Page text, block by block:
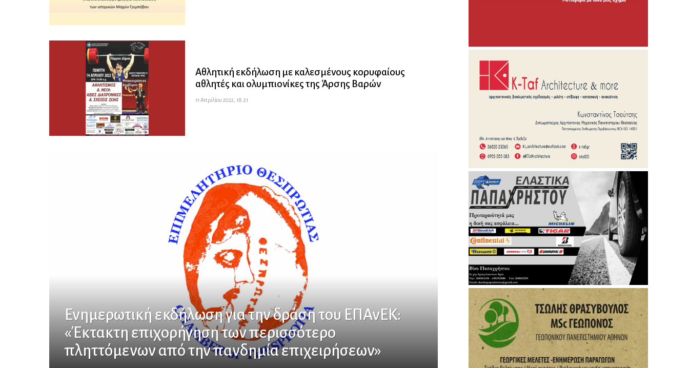
Αθλητική εκδήλωση με καλεσμένους κορυφαίους
αθλητές και ολυμπιονίκες της Άρσης Βαρών
11 Απριλίου 2022, 18:21
Ενημερωτική εκδήλωση για την δράση του ΕΠΑνΕΚ:
«Έκτακτη επιχορήγηση των περισσότερο
πληττόμενων από την πανδημία επιχειρήσεων»